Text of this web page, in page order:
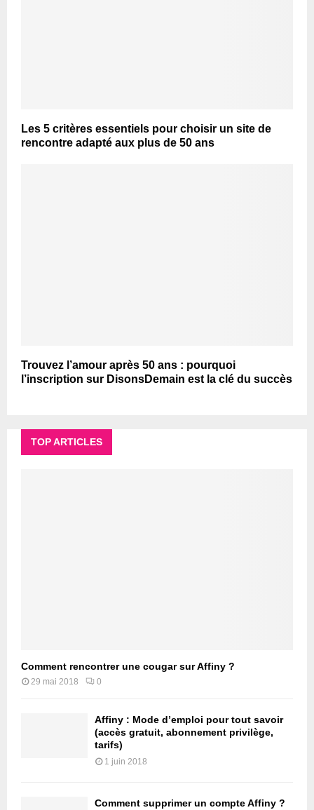
Les 5 critères essentiels pour choisir un site de
rencontre adapté aux plus de 50 ans
Trouvez l’amour après 50 ans : pourquoi
l’inscription sur DisonsDemain est la clé du succès
TOP ARTICLES
Comment rencontrer une cougar sur Affiny ?
29 mai 2018 0
Affiny : Mode d’emploi pour tout savoir
(accès gratuit, abonnement privilège,
tarifs)
1 juin 2018
Comment supprimer un compte Affiny ?